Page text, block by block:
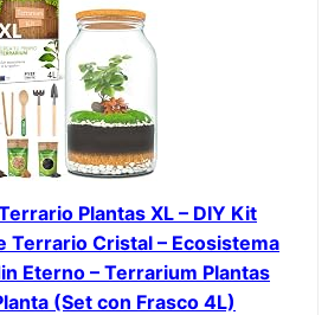
Plantas XL – DIY Kit
Terrario Cristal – Ecosistema
Eterno – Terrarium Plantas
(Set con Frasco 4L)